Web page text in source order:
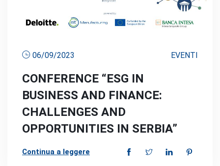
06/09/2023 EVENTI
CONFERENCE “ESG IN
BUSINESS AND FINANCE:
CHALLENGES AND
OPPORTUNITIES IN SERBIA”
Continua a leggere